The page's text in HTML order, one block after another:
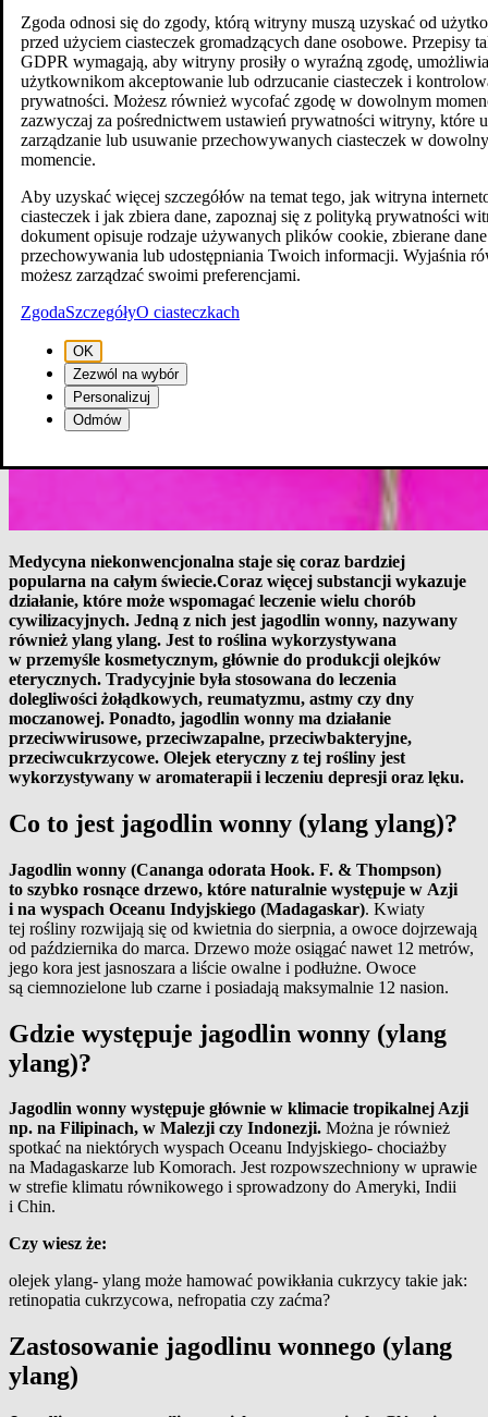
Medycyna niekonwencjonalna staje się coraz bardziej
popularna na całym świecie.Coraz więcej substancji wykazuje
działanie, które może wspomagać leczenie wielu chorób
cywilizacyjnych. Jedną z nich jest jagodlin wonny, nazywany
również ylang ylang. Jest to roślina wykorzystywana
w przemyśle kosmetycznym, głównie do produkcji olejków
eterycznych. Tradycyjnie była stosowana do leczenia
dolegliwości żołądkowych, reumatyzmu, astmy czy dny
moczanowej. Ponadto, jagodlin wonny ma działanie
przeciwwirusowe, przeciwzapalne, przeciwbakteryjne,
przeciwcukrzycowe. Olejek eteryczny z tej rośliny jest
wykorzystywany w aromaterapii i leczeniu depresji oraz lęku.
Co to jest jagodlin wonny (ylang ylang)?
Jagodlin wonny (Cananga odorata Hook. F. & Thompson)
to szybko rosnące drzewo, które naturalnie występuje w Azji
i na wyspach Oceanu Indyjskiego (Madagaskar). Kwiaty
tej rośliny rozwijają się od kwietnia do sierpnia, a owoce dojrzewają
od października do marca. Drzewo może osiągać nawet 12 metrów,
jego kora jest jasnoszara a liście owalne i podłużne. Owoce
są ciemnozielone lub czarne i posiadają maksymalnie 12 nasion.
Gdzie występuje jagodlin wonny (ylang
ylang)?
Jagodlin wonny występuje głównie w klimacie tropikalnej Azji
np. na Filipinach, w Malezji czy Indonezji. Można je również
spotkać na niektórych wyspach Oceanu Indyjskiego- chociażby
na Madagaskarze lub Komorach. Jest rozpowszechniony w uprawie
w strefie klimatu równikowego i sprowadzony do Ameryki, Indii
i Chin.
Czy wiesz że:
olejek ylang- ylang może hamować powikłania cukrzycy takie jak:
retinopatia cukrzycowa, nefropatia czy zaćma?
Zastosowanie jagodlinu wonnego (ylang
ylang)
Zgoda odnosi się do zgody, którą witryny muszą uzyskać od
przed użyciem ciasteczek gromadzących dane osobowe. Przepisy
GDPR wymagają, aby witryny prosiły o wyraźną zgodę,
użytkownikom akceptowanie lub odrzucanie ciasteczek i
prywatności. Możesz również wycofać zgodę w dowolnym
zazwyczaj za pośrednictwem ustawień prywatności witryny, które
zarządzanie lub usuwanie przechowywanych ciasteczek w
momencie.
Aby uzyskać więcej szczegółów na temat tego, jak witryna
ciasteczek i jak zbiera dane, zapoznaj się z polityką prywatności
dokument opisuje rodzaje używanych plików cookie, zbierane
przechowywania lub udostępniania Twoich informacji. Wyjaśnia
możesz zarządzać swoimi preferencjami.
ZgodaSzczegółyO ciasteczkach
OK
Zezwól na wybór
Personalizuj
Odmów